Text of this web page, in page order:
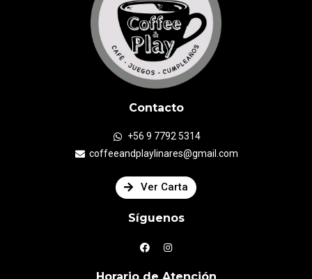
Contacto
+56 9 7792 5314
coffeeandplaylinares@gmail.com
Ver Carta
Síguenos